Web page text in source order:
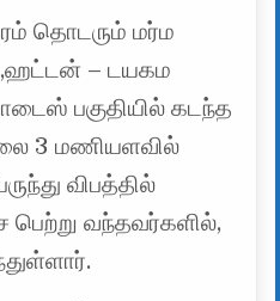
தொடரும் மர்ம
,ஹட்டன் – டயகம
பகுதியில் கடந்த
3 மணியளவில்
விபத்தில்
பெற்று வந்தவர்களில்,